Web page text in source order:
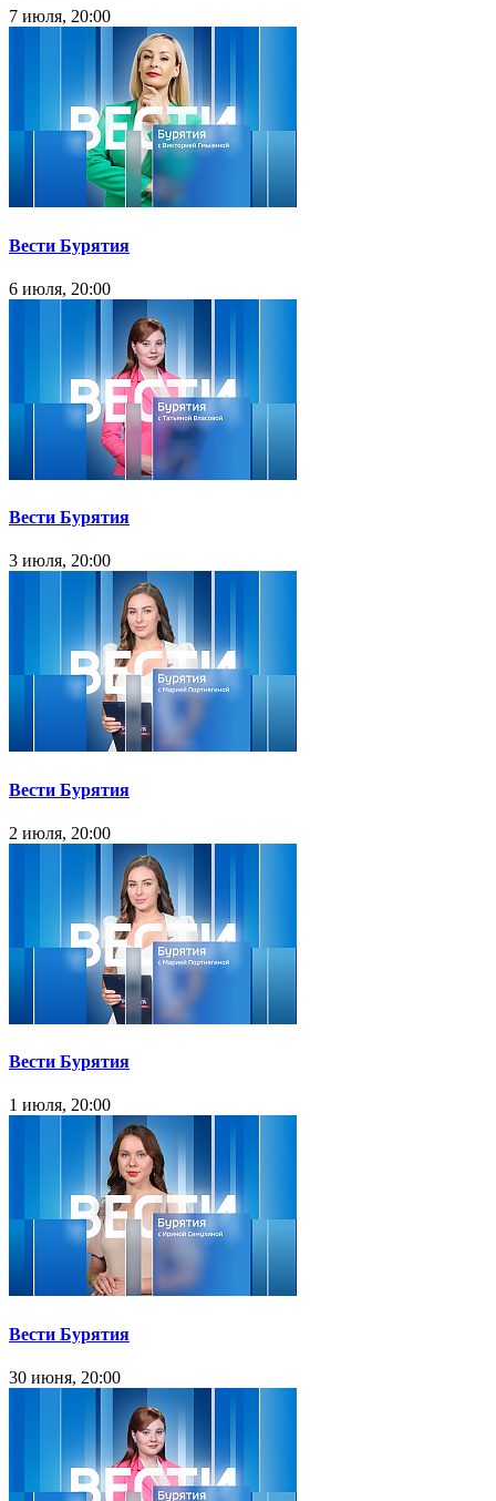
7 июля, 20:00
Вести Бурятия
6 июля, 20:00
Вести Бурятия
3 июля, 20:00
Вести Бурятия
2 июля, 20:00
Вести Бурятия
1 июля, 20:00
Вести Бурятия
30 июня, 20:00